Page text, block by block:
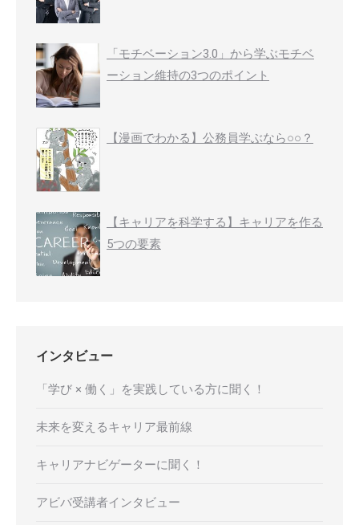
「モチベーション3.0」から学ぶモチベ
ーション維持の3つのポイント
【漫画でわかる】公務員学ぶなら○○？
【キャリアを科学する】キャリアを作る
5つの要素
インタビュー
「学び × 働く」を実践している方に聞く！
未来を変えるキャリア最前線
キャリアナビゲーターに聞く！
アビバ受講者インタビュー